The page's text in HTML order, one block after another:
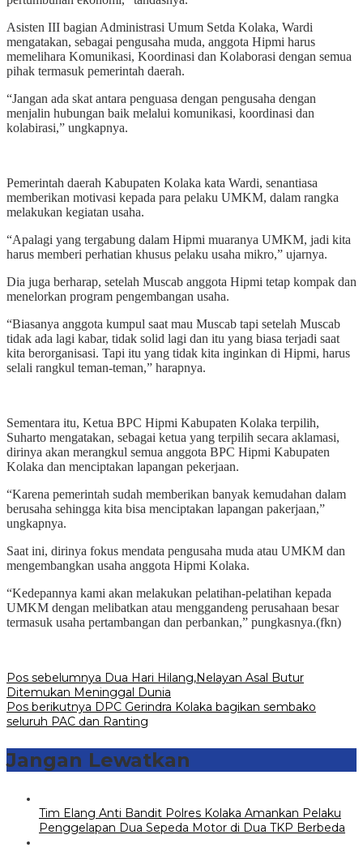
Asisten III bagian Administrasi Umum Setda Kolaka, Wardi
mengatakan, sebagai pengusaha muda, anggota Hipmi harus
memelihara Komunikasi, Koordinasi dan Kolaborasi dengan semua
pihak termasuk pemerintah daerah.
“Jangan ada skat antara penguasa dengan pengusaha dengan
menjalin hubungan baik melalui komunikasi, koordinasi dan
kolabirasi,” ungkapnya.
Pemerintah daerah Kabupaten Kolaka kata Wardi, senantiasa
memberikan motivasi kepada para pelaku UMKM, dalam rangka
melakukan kegiatan usaha.
“Apalagi yang tergabung dalam Hipmi muaranya UMKM, jadi kita
harus memberi perhatian khusus pelaku usaha mikro,” ujarnya.
Dia juga berharap, setelah Muscab anggota Hipmi tetap kompak dan
menelorkan program pengembangan usaha.
“Biasanya anggota kumpul saat mau Muscab tapi setelah Muscab
tidak ada lagi kabar, tidak solid lagi dan itu yang biasa terjadi saat
kita berorganisasi. Tapi itu yang tidak kita inginkan di Hipmi, harus
selali rangkul teman-teman,” harapnya.
Sementara itu, Ketua BPC Hipmi Kabupaten Kolaka terpilih,
Suharto mengatakan, sebagai ketua yang terpilih secara aklamasi,
dirinya akan merangkul semua anggota BPC Hipmi Kabupaten
Kolaka dan menciptakan lapangan pekerjaan.
“Karena pemerintah sudah memberikan banyak kemudahan dalam
berusaha sehingga kita bisa menciptakan lapangan pakerjaan,”
ungkapnya.
Saat ini, dirinya fokus mendata pengusaha muda atau UMKM dan
mengembangkan usaha anggota Hipmi Kolaka.
“Kedepannya kami akan melakukan pelatihan-pelatihan kepada
UMKM dengan melibatkan atau menggandeng perusahaan besar
termasuk usaha pertambangan dan perbankan,” pungkasnya.(fkn)
Navigasi
pos
Pos sebelumnya Dua Hari Hilang,Nelayan Asal Butur
Ditemukan Meninggal Dunia
Pos berikutnya DPC Gerindra Kolaka bagikan sembako
seluruh PAC dan Ranting
Jangan Lewatkan
Tim Elang Anti Bandit Polres Kolaka Amankan Pelaku
Penggelapan Dua Sepeda Motor di Dua TKP Berbeda